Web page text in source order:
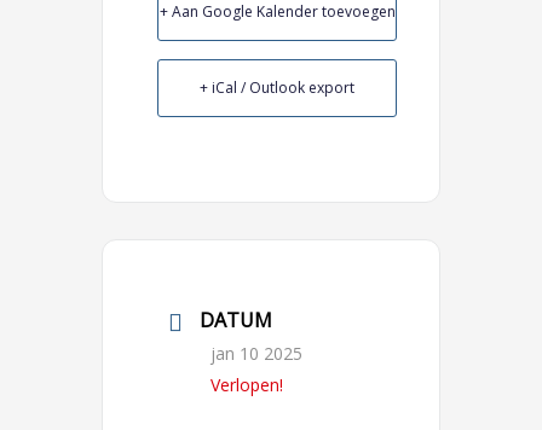
+ Aan Google Kalender toevoegen
+ iCal / Outlook export
DATUM
jan 10 2025
Verlopen!